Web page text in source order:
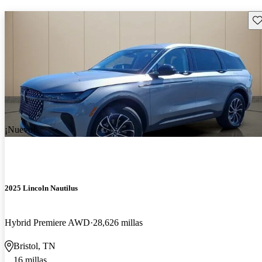
¡Nuevo!
2025 Lincoln Nautilus
Hybrid Premiere AWD 28,626 millas
Bristol, TN